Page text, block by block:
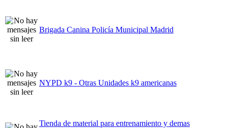
Brigada Canina Policía Municipal Madrid
NYPD k9 - Otras Unidades k9 americanas
Tienda de material para entrenamiento y demas